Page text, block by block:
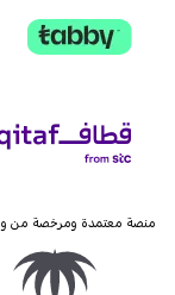
منصة معتمدة ومرخصة من